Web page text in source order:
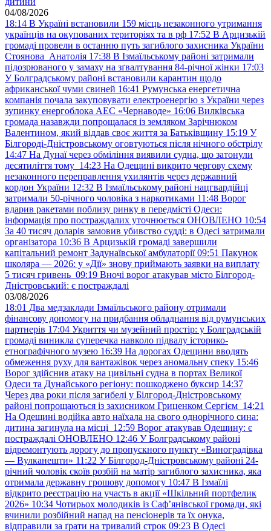
04/08/2026
18:14 В Україні встановили 159 місць незаконного утримання
українців на окупованих територіях та в рф 17:52 В Арцизькій
громаді провели в останню путь загиблого захисника України
Стоянова Анатолія 17:38 В Ізмаїльському районі затримали
підозрюваного у замаху на зґвалтування 84-річної жінки 17:03
У Болградському районі встановили карантин щодо
африканської чуми свиней 16:41 Румунська енергетична
компанія почала закуповувати електроенергію з України через
зупинку енергоблока АЕС «Чернаводе» 16:06 Вилківська
громада назавжди попрощалася із земляком Зарічнюком
Валентином, який віддав своє життя за Батьківщину 15:19 У
Білгороді-Дністровському оговтуються після нічного обстрілу
14:47 На Дунаї через обміління виявили судна, що затонули
десятиліття тому 14:23 На Одещині викрито чергову схему
незаконного переправлення ухилянтів через державний
кордон України 12:32 В Ізмаїльському районі нацгвардійці
затримали 50-річного чоловіка з наркотиками 11:48 Ворог
вдарив ракетами поблизу ринку в передмісті Одеси:
інформація про постраждалих уточнюється ОНОВЛЕНО 10:54
За 40 тисяч доларів замовив убивство судді: в Одесі затримали
організатора 10:36 В Арцизькій громаді завершили
капітальний ремонт Задунаївської амбулаторії 09:51 Пакунок
школяра — 2026: у «Дії» знову приймають заявки на виплату
5 тисяч гривень 09:19 Вночі ворог атакував місто Білгород-
Дністровський: є постраждалі
03/08/2026
18:01 Два медзаклади Ізмаїльського району отримали
фінансову допомогу на придбання обладнання від румунських
партнерів 17:04 Укриття чи музейний простір: у Болградській
громаді виникла суперечка навколо підвалу історико-
етнографічного музею 16:39 На дорогах Одещини вводять
обмеження руху для вантажівок через аномальну спеку 15:46
Ворог здійснив атаку на цивільні судна в портах Великої
Одеси та Дунайського регіону: пошкоджено буксир 14:37
Через два роки після загибелі у Білгород-Дністровському
районі попрощаються із захисником Гриценком Сергієм 14:21
На Одещині водійка авто наїхала на свого однорічного сина:
дитина загинула на місці 12:59 Ворог атакував Одещину: є
постраждалі ОНОВЛЕНО 12:46 У Болградському районі
відремонтують дорогу до пропускного пункту «Виноградівка
— Вулканешти» 11:22 У Білгород-Дністровському районі 24-
річний чоловік скоїв розбій на матір загиблого захисника, яка
отримала державну грошову допомогу 10:47 В Ізмаїлі
відкрито реєстрацію на участь в акції «Шкільний портфелик
2026» 10:34 Чотирьох молодиків із Саф’янівської громади, які
вчинили розбійний напад на пенсіонерів та їх онука,
відправили за ґрати на тривалий строк 09:23 В Одесі